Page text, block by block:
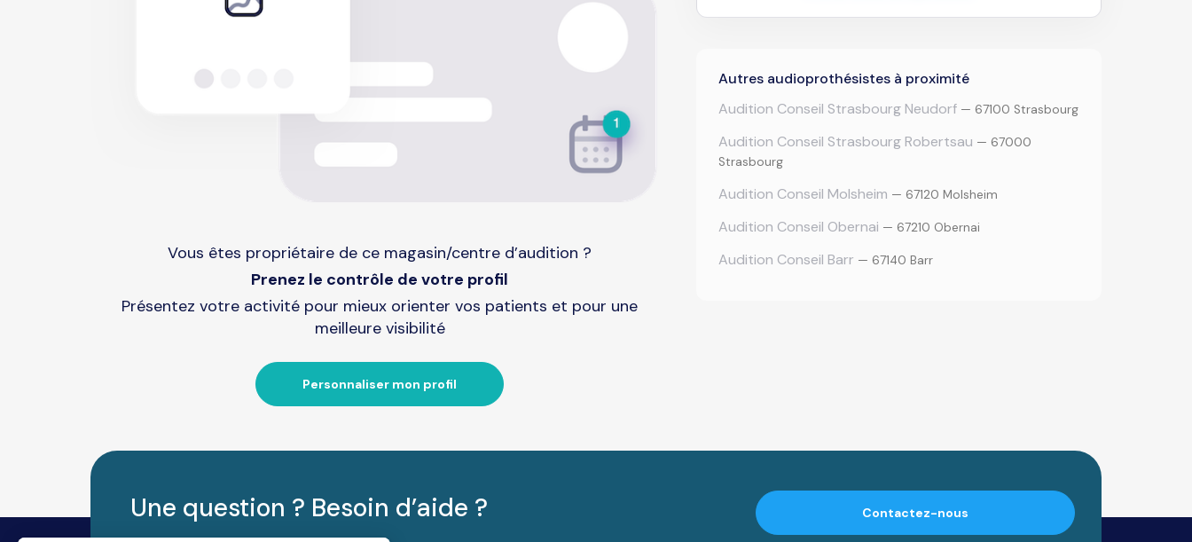
Autres audioprothésistes à proximité
Audition Conseil Strasbourg Neudorf — 67100 Strasbourg
Audition Conseil Strasbourg Robertsau — 67000
Strasbourg
Audition Conseil Molsheim — 67120 Molsheim
Audition Conseil Obernai — 67210 Obernai
Audition Conseil Barr — 67140 Barr
Vous êtes propriétaire de ce magasin/centre d’audition ?
Prenez le contrôle de votre profil
Présentez votre activité pour mieux orienter vos patients et pour une
meilleure visibilité
Personnaliser mon profil
Une question ? Besoin d’aide ? Contactez-nous